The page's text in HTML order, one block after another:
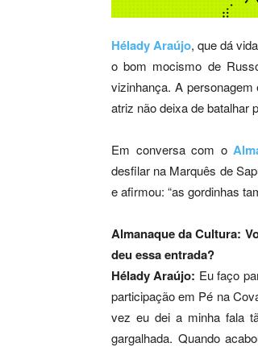
Hélady Araújo, que dá
o bom mocismo de
vizinhança. A
atriz não deixa de batalhar
Em conversa com o
desfilar na Marquês de
e afirmou: “as gordinhas
Almanaque da Cultura:
deu essa entrada?
Hélady Araújo: Eu faço
participação em Pé na
vez eu dei a minha fala
gargalhada. Quando